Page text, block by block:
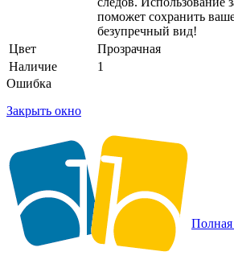
поможет сохранить
безупречный вид!
Цвет
Прозрачная
Наличие
1
Ошибка
Закрыть окно
Полная